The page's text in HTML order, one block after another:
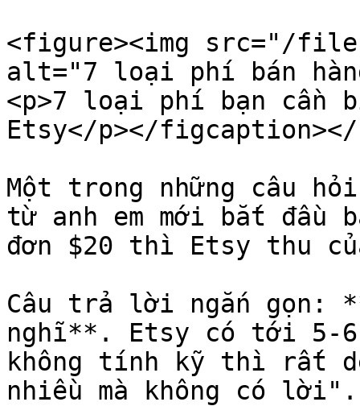
<figure><img src="/files/
alt="7 loại phí bán
<p>7 loại phí bạn cần
Etsy</p></
Một trong những câu
từ anh em mới bắt đầu
đơn $20 thì Etsy thu
Câu trả lời ngắn gọn:
nghĩ**. Etsy có tới 5-
không tính kỹ thì rất
nhiều mà không có lời".